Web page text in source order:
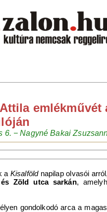
6. − Nagyné Bakai
a Kisalföld napilap olvasói
Zöld utca sarkán,
gondolkodó arca a